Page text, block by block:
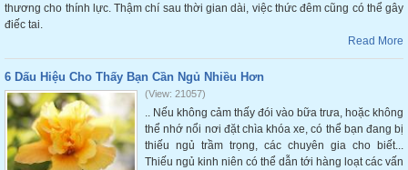
thương cho thính lực. Thậm chí sau thời gian dài, việc thức đêm cũng có thể gây
điếc tai.
Read More
6 Dấu Hiệu Cho Thấy Bạn Cần Ngủ Nhiều Hơn
(View: 21057)
.. Nếu không cảm thấy đói vào bữa trưa, hoặc không
thể nhớ nổi nơi đặt chìa khóa xe, có thể bạn đang bị
thiếu ngủ trầm trọng, các chuyên gia cho biết...
Thiếu ngủ kinh niên có thể dẫn tới hàng loạt các vấn